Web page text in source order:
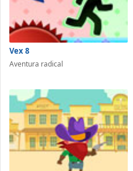
Vex 8
Aventura radical